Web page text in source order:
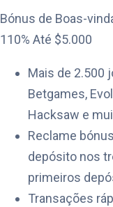
Bónus de Boas-
110% Até $5.000
Mais de 2.500
Betgames,
Hacksaw e
Reclame
depósito nos
primeiros
Transações